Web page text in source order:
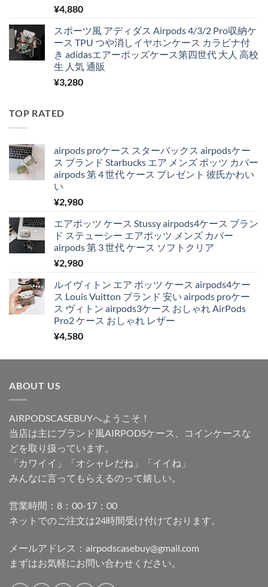
¥4,880
スポーツ風 アディダス Airpods 4/3/2 Pro収納ケ
ース TPU つや消しイヤホンケース カラビナ付
き adidasエアーポッズケース第四世代 大人 高校
生 人気 通販
¥3,280
TOP RATED
airpods proケース スターバックス airpodsケー
ス ブランド Starbucks エア メンズ ポッツ カバー
airpods 第 4 世代 ケース プレゼント 彼氏かわい
い
¥2,980
エアポッツ ケース Stussy airpods4ケース ブラン
ド ステューシー エアポッツ メンズ カバー
airpods 第 3 世代 ケース ソフトクリア
¥2,980
ルイヴィトン エア ポッツ ケース airpods4ケー
ス Louis Vuitton ブランド 安い airpods proケー
ス ヴィトン airpods3ケース おしゃれ AirPods
Pro2 ケース おしゃれ レザー
¥4,580
ABOUT US
AIRPODSCASEBUYへようこそ！
当店は主にブランド風AIRPODSケース、コインケースな
どを取り扱っています。
「カワイイ」「オシャレだね」「イイね」
みんなに言ってもらえるのって嬉しい。
営業時間：8：00-17：00
ネットでのご注文は24時間受け付けております。
メールアドレス： airpodscasebuy@gmail.com
まずはお気軽にお問い合わせください。